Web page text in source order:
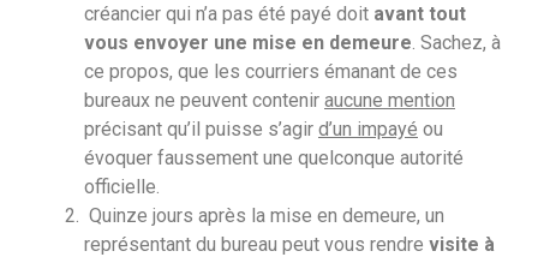
créancier qui n’a pas été payé doit avant tout
vous envoyer une mise en demeure. Sachez, à
ce propos, que les courriers émanant de ces
bureaux ne peuvent contenir aucune mention
précisant qu’il puisse s’agir d’un impayé ou
évoquer faussement une quelconque autorité
officielle.
Quinze jours après la mise en demeure, un
représentant du bureau peut vous rendre visite à